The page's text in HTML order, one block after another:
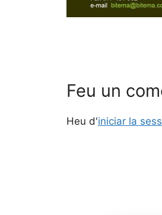
Feu un
Heu d'iniciar la